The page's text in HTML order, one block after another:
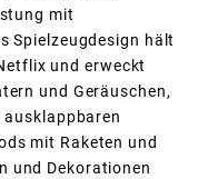
mit
Spielzeugdesign hält
und erweckt
und Geräuschen,
mit Raketen und
und Dekorationen